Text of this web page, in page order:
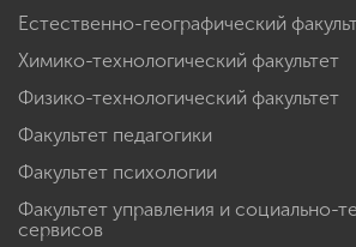
Естественно-географический
Химико-технологический факультет
Физико-технологический факультет
Факультет педагогики
Факультет психологии
Факультет управления и социально-
сервисов